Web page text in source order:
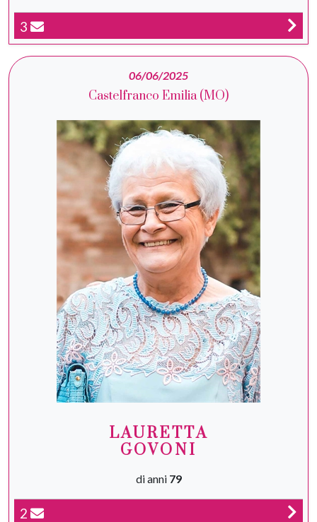
3
06/06/2025
Castelfranco Emilia (MO)
LAURETTA
GOVONI
di anni 79
2